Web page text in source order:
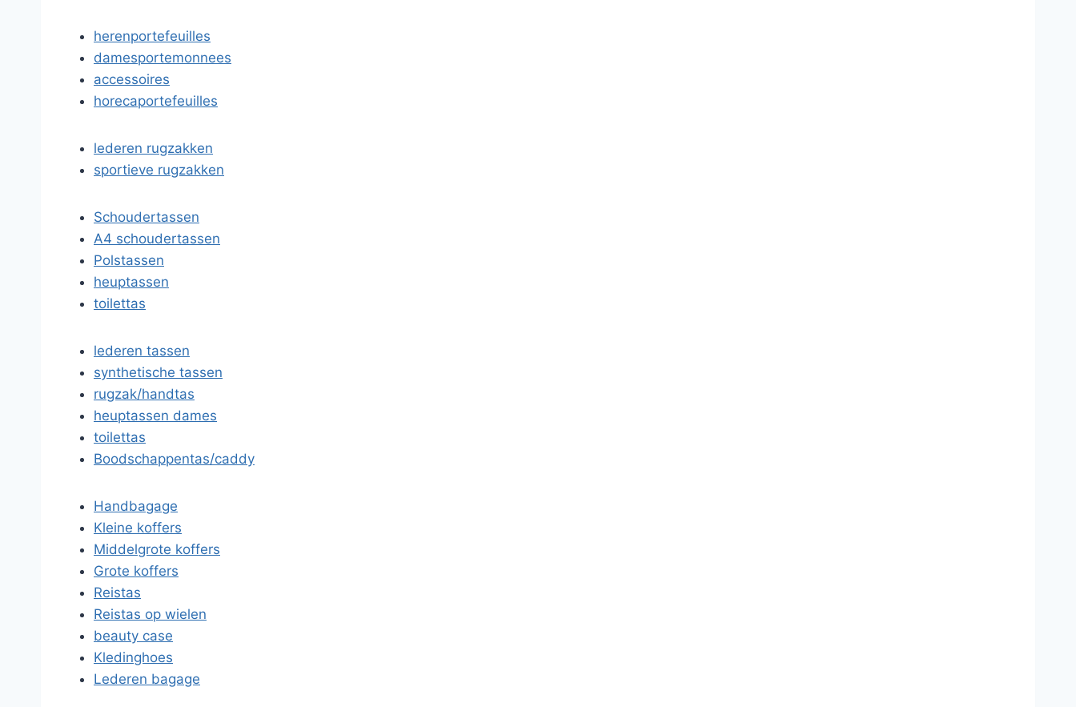
herenportefeuilles
damesportemonnees
accessoires
horecaportefeuilles
lederen rugzakken
sportieve rugzakken
Schoudertassen
A4 schoudertassen
Polstassen
heuptassen
toilettas
lederen tassen
synthetische tassen
rugzak/handtas
heuptassen dames
toilettas
Boodschappentas/caddy
Handbagage
Kleine koffers
Middelgrote koffers
Grote koffers
Reistas
Reistas op wielen
beauty case
Kledinghoes
Lederen bagage